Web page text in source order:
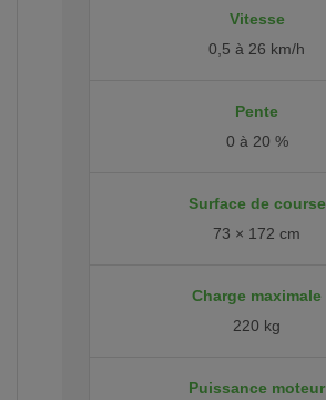
Vitesse
0,5 à 26 km/h
Pente
0 à 20 %
Surface de course
73 × 172 cm
Charge maximale
220 kg
Puissance moteur